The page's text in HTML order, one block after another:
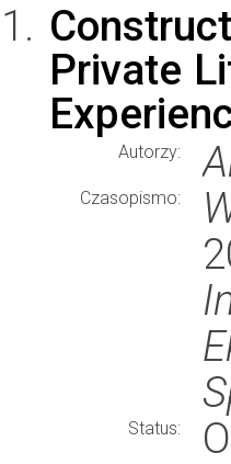
Private
Autorzy:
Czasopismo:
Status: